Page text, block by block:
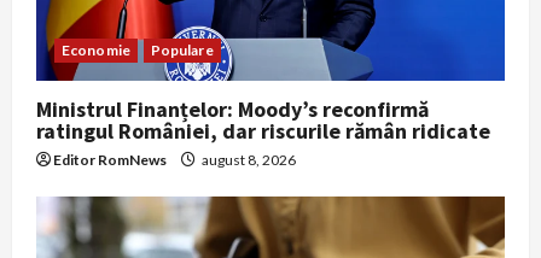
Economie Populare
Ministrul Finanțelor: Moody’s reconfirmă
ratingul României, dar riscurile rămân ridicate
Editor RomNews august 8, 2026